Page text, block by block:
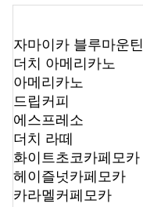
자마이카 블루마운틴
더치 아메리카노
아메리카노
드립커피
에스프레소
더치 라떼
화이트초코카페모카
헤이즐넛카페모카
카라멜커페모카